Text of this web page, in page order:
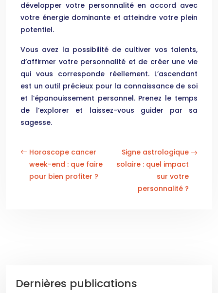
développer votre personnalité en accord avec
votre énergie dominante et atteindre votre plein
potentiel.
Vous avez la possibilité de cultiver vos talents,
d’affirmer votre personnalité et de créer une vie
qui vous corresponde réellement. L’ascendant
est un outil précieux pour la connaissance de soi
et l’épanouissement personnel. Prenez le temps
de l’explorer et laissez-vous guider par sa
sagesse.
Horoscope cancer
week-end : que faire
pour bien profiter ?
Signe astrologique
solaire : quel impact
sur votre
personnalité ?
Dernières publications